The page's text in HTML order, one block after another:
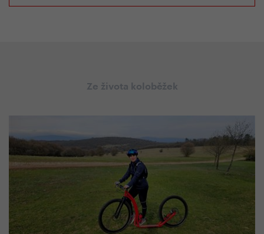
Ze života koloběžek